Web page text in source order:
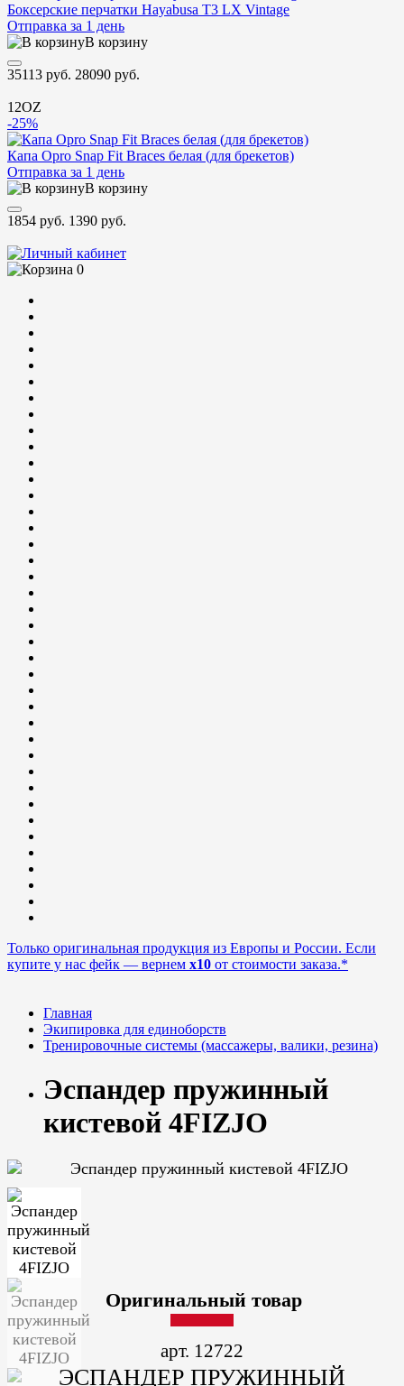
Боксерские перчатки Hayabusa T3 LX Vintage
Отправка за 1 день
В корзину
35113 руб. 28090 руб.
12OZ
-25%
Капа Opro Snap Fit Braces белая (для брекетов)
Отправка за 1 день
В корзину
1854 руб. 1390 руб.
0
Только оригинальная продукция из Европы и России. Если
купите у нас фейк — вернем x10 от стоимости заказа.*
Главная
Экипировка для единоборств
Тренировочные системы (массажеры, валики, резина)
Эспандер пружинный
кистевой 4FIZJO
арт. 12722
ЭСПАНДЕР ПРУЖИННЫЙ
Оригинальный товар